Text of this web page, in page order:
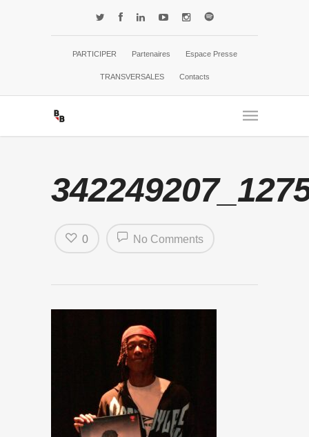
PARTICIPER Partenaires Espace Presse
TRANSVERSALES Contacts
No Comments
0